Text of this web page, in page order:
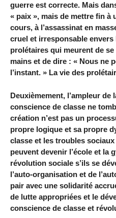
guerre est correcte. Mais
« paix », mais de mettre fin à
cours, à l’assassinat en
cruel et irresponsable
prolétaires qui meurent de
mains et de dire : « Nous ne
l’instant. » La vie des
Deuxièmement, l’ampleur de
conscience de classe ne
création n’est pas un
propre logique et sa propre
classe et les troubles
peuvent devenir l’école et la
révolution sociale s’ils se
l’auto-organisation et de
pair avec une solidarité
de lutte appropriées et le
conscience de classe et